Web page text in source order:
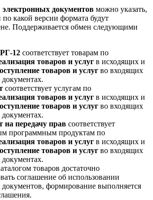
документов можно указать,
какой версии формата будут
Поддерживается обмен следующими
12 соответствует товарам по
товаров и услуг в исходящих и
товаров и услуг во входящих
соответствует услугам по
товаров и услуг в исходящих и
товаров и услуг во входящих
на передачу прав соответствует
программным продуктам по
товаров и услуг в исходящих и
товаров и услуг во входящих
товаров достаточно
соглашение об использовании
формирование выполняется